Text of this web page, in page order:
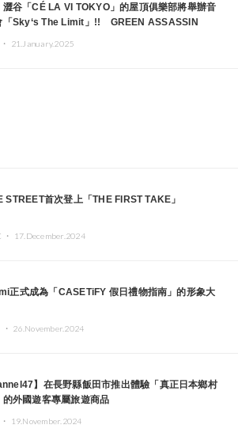
澀谷「CÉ LA VI TOKYO」的屋頂俱樂部將舉辦音
「Sky‘s The Limit」!! GREEN ASSASSIN
DJ及創作者齊聚一堂
21.January.2025
STREET首次登上「THE FIRST TAKE」
・ 17.December.2024
正式成為「CASETiFY 假日禮物指南」的形象大
26.November.2024
】在長野縣飯田市推出體驗「真正日本鄉村
的外國遊客專屬旅遊商品
19.November.2024